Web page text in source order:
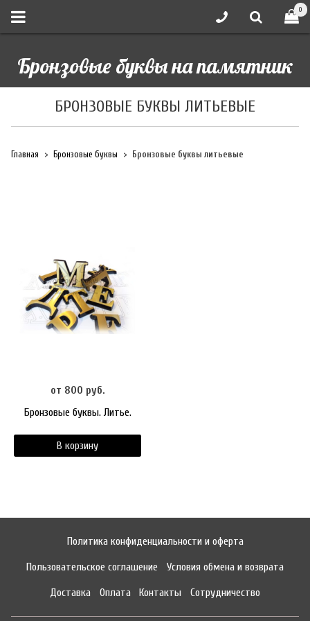
0
Бронзовые буквы на памятник
БРОНЗОВЫЕ БУКВЫ ЛИТЬЕВЫЕ
Главная Бронзовые буквы Бронзовые буквы литьевые
от 800 руб.
Бронзовые буквы. Литье.
В корзину
Политика конфиденциальности и оферта
Пользовательское соглашение Условия обмена и возврата
Доставка Оплата Контакты Сотрудничество